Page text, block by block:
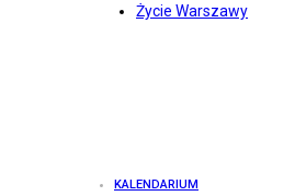
Życie Warszawy
KALENDARIUM